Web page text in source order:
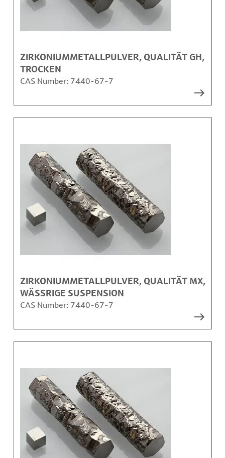
ZIRKONIUMMETALLPULVER, QUALITÄT GH,
TROCKEN
CAS Number: 7440-67-7
ZIRKONIUMMETALLPULVER, QUALITÄT MX,
WÄSSRIGE SUSPENSION
CAS Number: 7440-67-7